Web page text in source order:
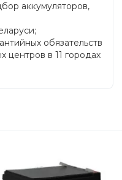
аккумуляторов,
обязательств
центров в 11 городах